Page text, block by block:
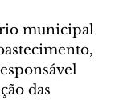
municipal
das